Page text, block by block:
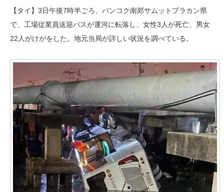
【タイ】3日午後7時半ごろ、バンコク南郊サムットプラカン県
で、工場従業員送迎バスが運河に転落し、女性3人が死亡、男女
22人がけがをした。地元当局が詳しい状況を調べている。